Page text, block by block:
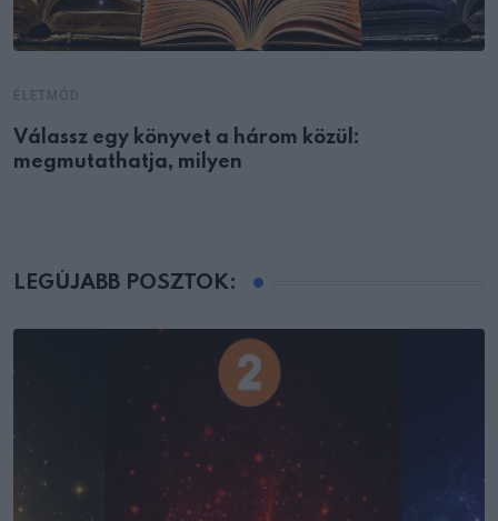
Válassz egy könyvet a három közül:
megmutathatja, milyen
LEGÚJABB POSZTOK: